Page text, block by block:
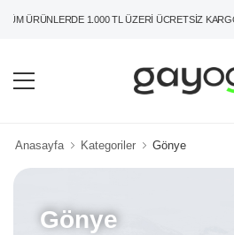
ÜRÜNLERDE 1.000 TL ÜZERİ ÜCRETSİZ KARGO!
Anasayfa Kategoriler Gönye
Gönye